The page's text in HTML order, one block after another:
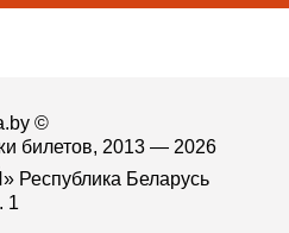
©
билетов, 2013 — 2026
Беларусь
1